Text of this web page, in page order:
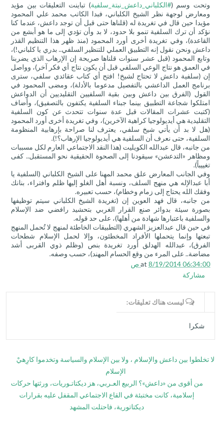
وتحت وسم (‫#‏الكلباني_داعش_نبتة_سلفية) تباينت التعليقات بين مؤيد
ومعارض لوجهة نظر الشيخ الكلباني، فبدا الكاتب محمد علي المحمود
مؤيدا حين قال في تغريدة له (قلناها حتى قبل أن توجد داعش، عندما كنا
نؤكد أن ترك السلفية تنمو بلا حدود، لا بد وأن تؤدي إلى ما هو أبشع من
القاعدة)، وفي تغريدة أخرى أورد المحمود (منذ ظهر هذا التنظيم القذر
داعش ونحن نقول إنه التطبيق العملي للتنظير السلفي.. بدري يا كلباني!)،
وتابع المحمود (قبل عشر سنوات قلناها صريحة إن الإرهاب الذي يضربنا
في العمق هو نتاج الوعي السلفي قبل أن يكون نتاج أي فكر آخر)، وواصل
إن (سلفية داعش لا تحتاج لشيخ! افتح أي كتاب عقائدي سلفي، سترى
برنامج العمل الداعشي بالتفصيل مدعوما بالأدلة)، ومضى المحمود في
القول (الفرق بين داعش وبين بقية السلفيين التقليديين أن الدواعش
امتلكوا شجاعة التطبيق بينما جبناء السلفية يكتفون بالتصفيق)، وأضاف
(كتبت عشرات المقالات قبل عدة سنوات تتحدث عن كون السلفية
التقليدية هي أيديولوجيا كراهية الآخرين)، وفي تغريدة أخرى أورد المحمود
(هل لا بد أن يأتي شيخ سلفي، يعترف لنا صراحة بإرهابية المنظومة
السلفية، حتى نعرف أن السلفية هي أيديولوجيا الإرهاب؟!).
من جانبه، قال عبدالله الكويليت (هذا النقد الاجتماعي العارم لكل مسببات
ومظاهر «التدعشن» سيقودنا إلى الصحوة الحقيقية نحو المستقبل.. كفى
تغييباً).
وفي الجانب المعارض علق محمد المهنا على الشيخ الكلباني (السلفية يا
أبا عبدالإله هي منهج السلف، ونسبة أهل الغلو إليها ظلم وافتراء، بنانك
وفقك الله يحتاج إلى زمام وخطام)، حسب تعبيره.
من جانبه، قال فهد العوين إن (تغريدة الشيخ الكلباني سيتم توظيفها
بصورة سيئة بدوائر صنع القرار الغربي بتحشيد رافضي ضد الإسلام
والسلفية باعتبارها شهادة من أهلها)، على حد قوله.
في حين قال عبدالعزيز الشهري (التطبيقات الخاطئة لمنهج لا تُحمل المنهج
تبعتها وإنما يتحملها الأفراد المخطئون، وإلا لحمل الإسلام شطحات
الفرق)، عبدالله الهدلق أورد تغريدة بنص (وظلم ذوي القربى أشد
مضاضة.. على المرء من وقع الحسام المهند)، حسب وصفه.
at 8/19/2014 06:34:00 ص
مشاركة
ليست هناك تعليقات:
WRITE COMMENTS
شكرا
لا تخلطوا بين داعش والإسلام ، ولا بين الإسلام والسياسة وتخدموا كارِهيْ
الإسلام
من أقوى من «داعش»؟ الربيع العـربي، هز ديكتاتـوريات، ورثتها حركات
إسلامية، كانت مختبئة في القاع الاجتماعي المقفل عليه بقرارات
ديكتاتورية، فاحتلت المشهد